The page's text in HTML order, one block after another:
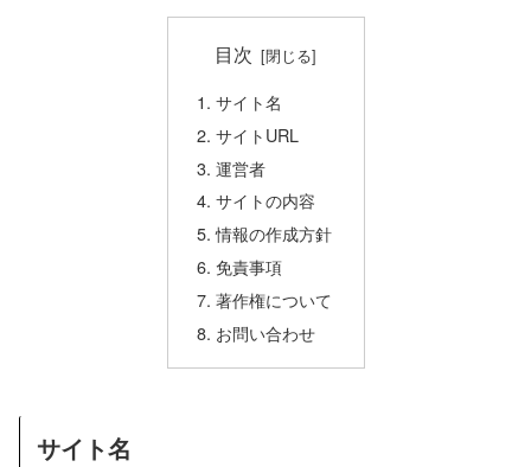
目次
サイト名
サイトURL
運営者
サイトの内容
情報の作成方針
免責事項
著作権について
お問い合わせ
サイト名